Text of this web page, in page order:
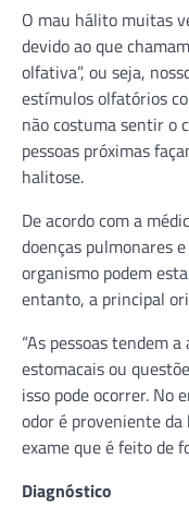
O mau hálito muitas
devido ao que
olfativa”, ou seja,
estímulos olfatórios
não costuma sentir o
pessoas próximas
halitose.
De acordo com a
doenças pulmonares
organismo podem
entanto, a principal
“As pessoas tendem
estomacais ou
isso pode ocorrer. No
odor é proveniente da
exame que é feito de
Diagnóstico